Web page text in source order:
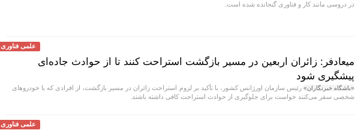
در دروسی مانند کار و فناوری گنجانده شده است.
علمی فناوری
میعادفر: زائران اربعین در مسیر بازگشت استراحت کنند تا از حوادث جاده‌ای
پیشگیری شود
«باشگاه خبرنگاران» رئیس سازمان اورژانس کشور، با تأکید بر لزوم استراحت زائران در مسیر بازگشت، از افرادی که با خودروهای
شخصی سفر می‌کنند خواست برای جلوگیری از حوادث استراحت کافی داشته باشند.
علمی فناوری